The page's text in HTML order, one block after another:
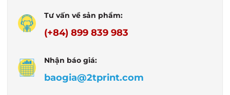
Tư vấn về sản phẩm:
(+84) 899 839 983
Nhận báo giá:
baogia@2tprint.com